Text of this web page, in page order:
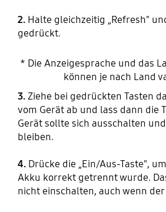
2.Halte gleichzeitig „Refresh"
gedrückt.
* Die Anzeigesprache und das
können je nach Land
3.Ziehe bei gedrückten Tasten
vom Gerät ab und lass dann die
Gerät sollte sich ausschalten
bleiben.
4.Drücke die „Ein/Aus-Taste",
Akku korrekt getrennt wurde.
nicht einschalten, auch wenn